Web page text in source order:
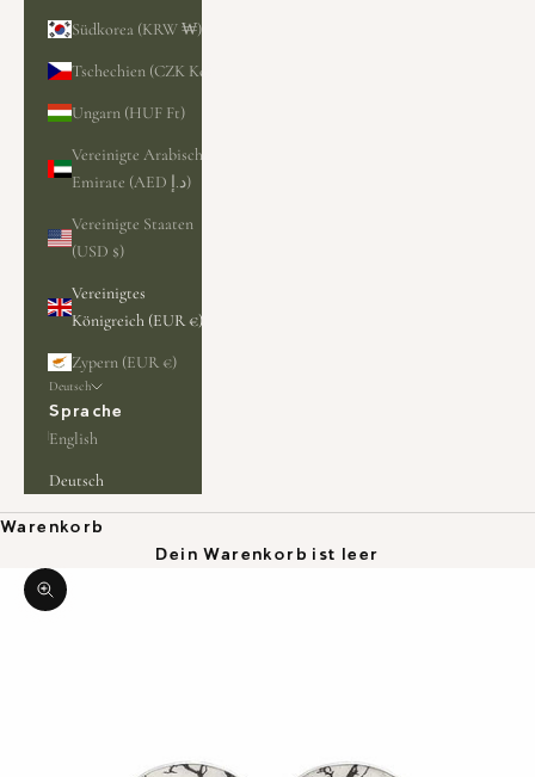
Südkorea (KRW ₩)
Tschechien (CZK Kč)
Ungarn (HUF Ft)
Vereinigte Arabische
Emirate (AED د.إ)
Vereinigte Staaten
(USD $)
Vereinigtes
Königreich (EUR €)
Zypern (EUR €)
Deutsch
Sprache
English
Deutsch
Warenkorb
Dein Warenkorb ist leer
Bild vergrößern